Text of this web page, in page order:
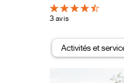
3 avis
Activités et